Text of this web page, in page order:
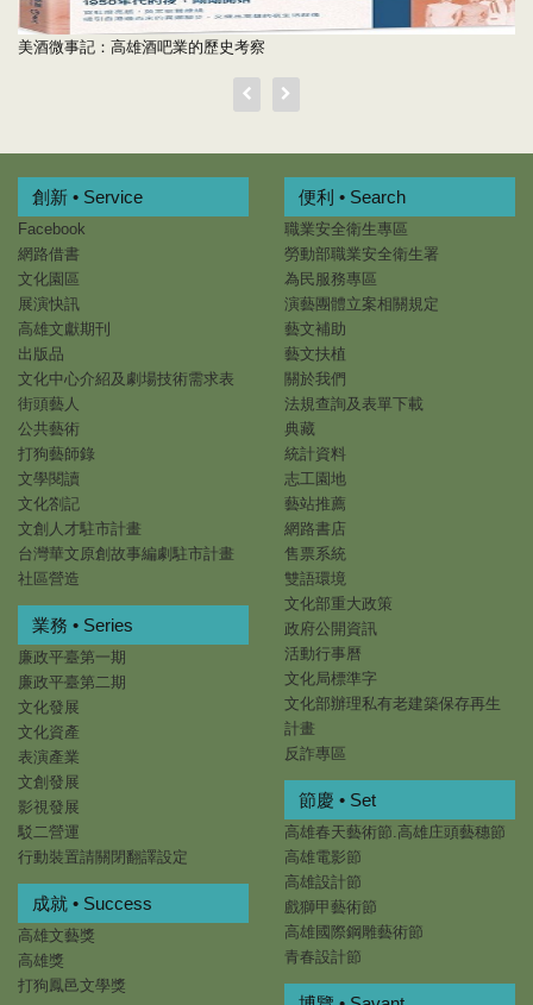
美酒微事記：高雄酒吧業的歷史考察
創新 • Service
Facebook
網路借書
文化園區
展演快訊
高雄文獻期刊
出版品
文化中心介紹及劇場技術需求表
街頭藝人
公共藝術
打狗藝師錄
文學閱讀
文化劄記
文創人才駐市計畫
台灣華文原創故事編劇駐市計畫
社區營造
便利 • Search
職業安全衛生專區
勞動部職業安全衛生署
為民服務專區
演藝團體立案相關規定
藝文補助
藝文扶植
關於我們
法規查詢及表單下載
典藏
統計資料
志工園地
藝站推薦
網路書店
售票系統
雙語環境
文化部重大政策
政府公開資訊
活動行事曆
文化局標準字
文化部辦理私有老建築保存再生
計畫
反詐專區
業務 • Series
廉政平臺第一期
廉政平臺第二期
文化發展
文化資產
表演產業
文創發展
影視發展
駁二營運
行動裝置請關閉翻譯設定
節慶 • Set
高雄春天藝術節.高雄庄頭藝穗節
高雄電影節
高雄設計節
戲獅甲藝術節
高雄國際鋼雕藝術節
青春設計節
成就 • Success
高雄文藝獎
高雄獎
打狗鳳邑文學獎